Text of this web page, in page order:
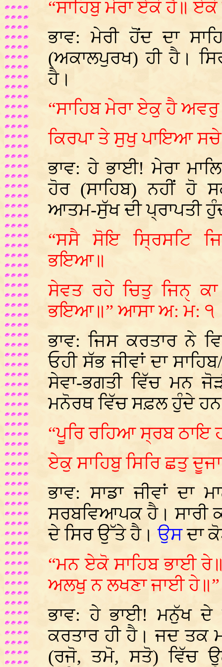
“ਸਾਹਿਬੁ ਮੇਰਾ ਏਕੋ ਹੈ॥
ਭਾਵ: ਮੇਰੀ ਹੋਂਦ ਦਾ
(ਅਕਾਲਪੁਰਖ) ਹੀ ਹੈ।
ਹੈ।
“ਸਾਹਿਬ ਮੇਰਾ ਏਕੁ ਹੈ
ਕਿਰਪਾ ਤੇ ਸੁਖੁ ਪਾਇਆ
ਭਾਵ: ਹੇ ਭਾਈ! ਮੇਰਾ
ਹੋਰ (ਸਾਹਿਬ) ਨਹੀਂ ਹੋ
ਆਤਮ-ਸੁੱਖ ਦੀ ਪ੍ਰਾਪਤੀ
“ਸਸੈ ਸੋਇ ਸ੍ਰਿਸਟਿ
ਭਇਆ॥
ਸੇਵਤ ਰਹੇ ਚਿਤੁ ਜਿਨੑ
ਭਇਆ॥” ਆਸਾ ਅ: ਮ: ੧
ਭਾਵ: ਜਿਸ ਕਰਤਾਰ ਨੇ
ਓਹੀ ਸੱਭ ਜੀਵਾਂ ਦਾ
ਸੇਵਾ-ਭਗਤੀ ਵਿੱਚ ਮਨ
ਮਨੋਰਥ ਵਿੱਚ ਸਫ਼ਲ ਹੁੰਦੇ
“ਪੂਰਿ ਰਹਿਆ ਸ੍ਰਬ ਠਾਇ
ਏਕੁ ਸਾਹਿਬੁ ਸਿਰਿ ਛਤੁ
ਭਾਵ: ਸਾਡਾ ਜੀਵਾਂ ਦਾ
ਸਰਬਵਿਆਪਕ ਹੈ। ਸਾਰੀ
ਦੇ ਸਿਰ ਉੱਤੇ ਹੈ।ਉਸਦਾ
“ਮਨ ਏਕੋ ਸਾਹਿਬ ਭਾਈ
ਅਲਖੁ ਨ ਲਖਣਾ ਜਾਈ ਹੇ॥”
ਭਾਵ: ਹੇ ਭਾਈ! ਮਨੁੱਖ ਦੇ
ਕਰਤਾਰ ਹੀ ਹੈ। ਜਦ ਤਕ
(ਰਜੋ, ਤਮੋ, ਸਤੋ) ਵਿੱਚ